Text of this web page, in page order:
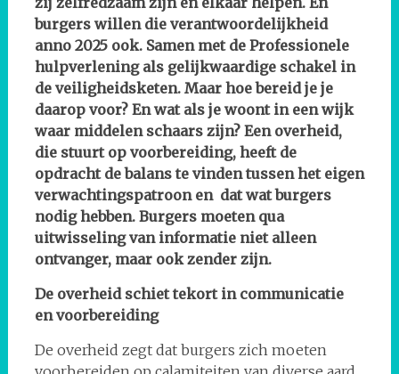
burgers willen die verantwoordelijkheid
anno 2025 ook. Samen met de Professionele
hulpverlening als gelijkwaardige schakel in
de veiligheidsketen. Maar hoe bereid je je
daarop voor? En wat als je woont in een wijk
waar middelen schaars zijn? Een overheid,
die stuurt op voorbereiding, heeft de
opdracht de balans te vinden tussen het eigen
verwachtingspatroon en dat wat burgers
nodig hebben. Burgers moeten qua
uitwisseling van informatie niet alleen
ontvanger, maar ook zender zijn.
De overheid schiet tekort in communicatie
en voorbereiding
De overheid zegt dat burgers zich moeten